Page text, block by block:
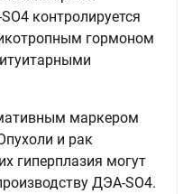
контролируется
гормоном
маркером
и рак
гиперплазия могут
ДЭА-SO4.